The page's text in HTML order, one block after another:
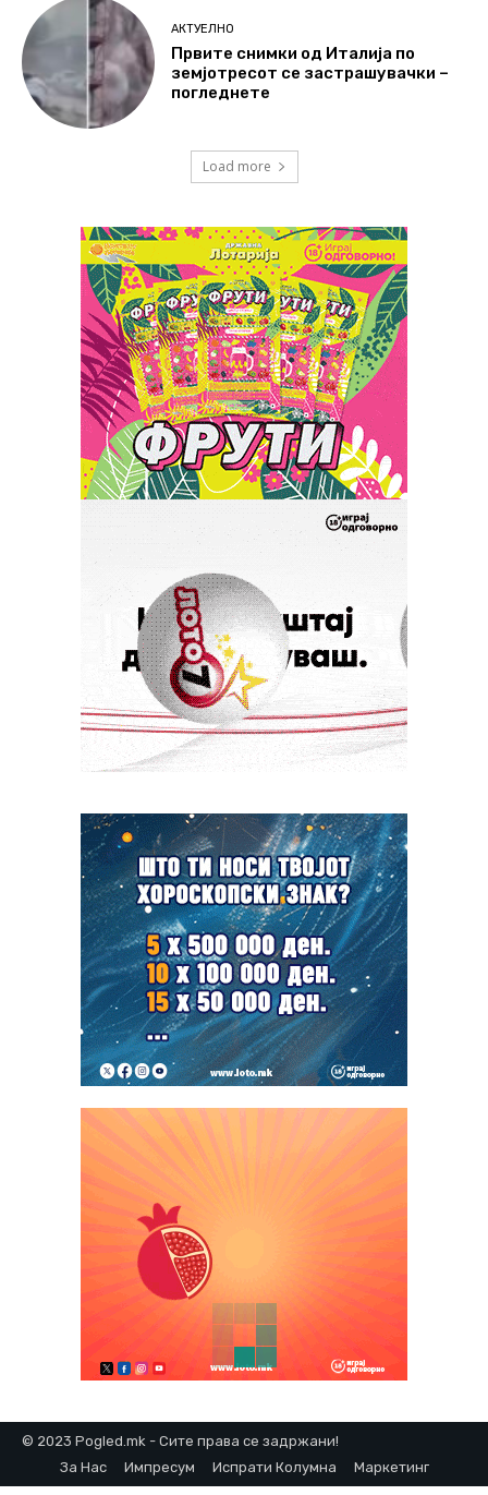
АКТУЕЛНО
Првите снимки од Италија по
земјотресот се застрашувачки –
погледнете
Load more
© 2023 Pogled.mk - Сите права се задржани!
За Нас
Импресум Испрати Колумна Маркетинг